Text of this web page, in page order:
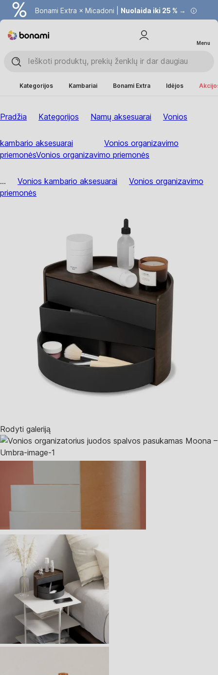
Bonami Extra × Micadoni | Nuolaida iki 25 % →
Menu
Kategorijos Kambariai Bonami Extra Idėjos
Pradžia Kategorijos Namų aksesuarai Vonios
kambario aksesuarai
Vonios organizavimo
priemonėsVonios organizavimo priemonės
... Vonios kambario aksesuarai
Vonios organizavimo
priemonės
Rodyti galeriją